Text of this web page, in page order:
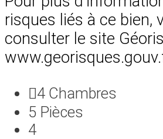
risques liés à ce bien,
consulter le site
4 Chambres
5 Pièces
4